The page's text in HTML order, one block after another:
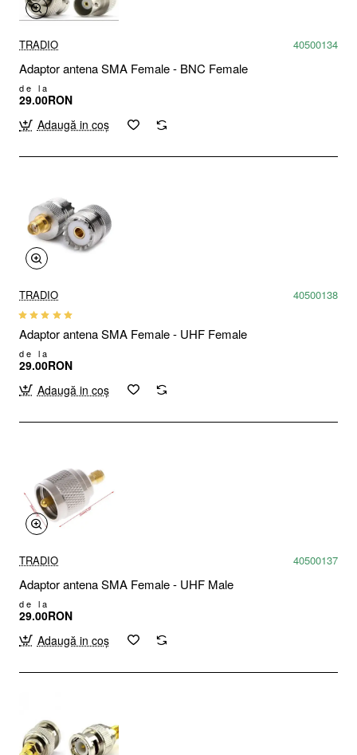
TRADIO 40500134
Adaptor antena SMA Female - BNC Female
de la
29.00RON
Adaugă in coş
TRADIO 40500138
Adaptor antena SMA Female - UHF Female
de la
29.00RON
Adaugă in coş
TRADIO 40500137
Adaptor antena SMA Female - UHF Male
de la
29.00RON
Adaugă in coş